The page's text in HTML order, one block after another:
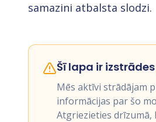
samazini atbalsta slodzi.
Šī lapa ir
Mēs aktīvi strādājam
informācijas par šo
Atgriezieties drīzumā,